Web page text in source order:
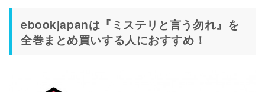
ebookjapanは『ミステリと言う勿れ』を
全巻まとめ買いする人におすすめ！